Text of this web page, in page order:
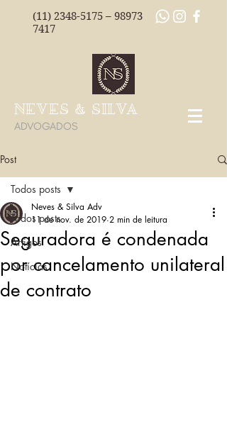
(11) 2348-5175 – 98973
7417
NEVES & SILVA
ADVOGADOS
Post
Todos posts
Artigos
Notícias
Todos posts
Seguradora é condenada
por cancelamento unilateral
de contrato
Neves & Silva Adv
11 de nov. de 2019 2 min de leitura